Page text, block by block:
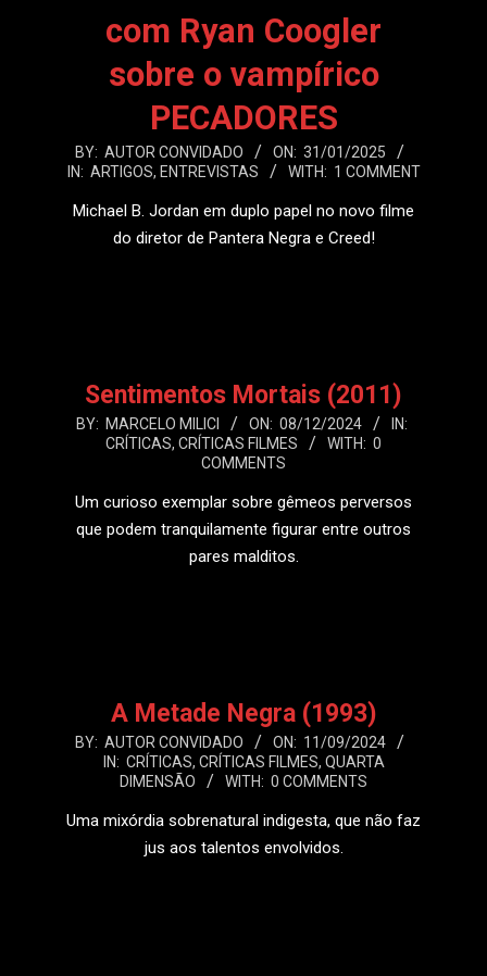
com Ryan Coogler
sobre o vampírico
PECADORES
2025-
01-
31
BY: AUTOR CONVIDADO ON: 31/01/2025
IN: ARTIGOS, ENTREVISTAS WITH: 1 COMMENT
Michael B. Jordan em duplo papel no novo filme
do diretor de Pantera Negra e Creed!
Sentimentos Mortais (2011)
2024-
BY: MARCELO MILICI ON: 08/12/2024
IN:
CRÍTICAS, CRÍTICAS FILMES WITH: 0
COMMENTS
Um curioso exemplar sobre gêmeos perversos
que podem tranquilamente figurar entre outros
pares malditos.
A Metade Negra (1993)
2024-
BY: AUTOR CONVIDADO ON: 11/09/2024
IN: CRÍTICAS, CRÍTICAS FILMES, QUARTA
DIMENSÃO
WITH: 0 COMMENTS
Uma mixórdia sobrenatural indigesta, que não faz
jus aos talentos envolvidos.